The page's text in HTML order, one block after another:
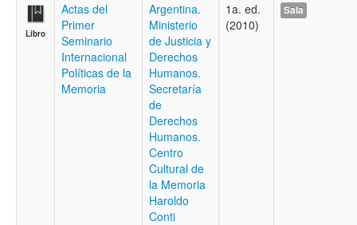
Libro
Actas del
Primer
Seminario
Internacional
Políticas de la
Memoria
Argentina.
Ministerio
de Justicia y
Derechos
Humanos.
Secretaría
de
Derechos
Humanos.
Centro
Cultural de
la Memoria
Haroldo
Conti
1a. ed.
(2010)
Sala